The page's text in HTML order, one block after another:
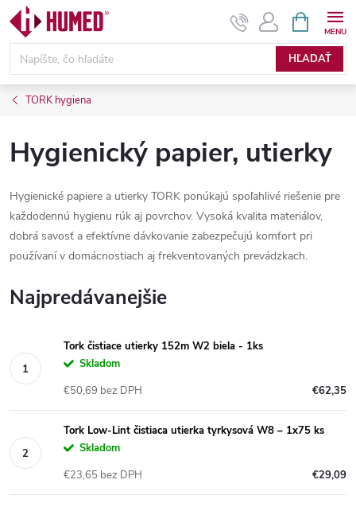
Prejsť
obsah
HĽADAŤ
KOŠÍK
TORK hygiena
Hygienický papier, utierky
Hygienické papiere a utierky TORK ponúkajú spoľahlivé riešenie pre
každodennú hygienu rúk aj povrchov. Vysoká kvalita materiálov,
dobrá savosť a efektívne dávkovanie zabezpečujú komfort pri
používaní v domácnostiach aj frekventovaných prevádzkach.
Najpredávanejšie
Tork čistiace utierky 152m W2 biela - 1ks
Skladom
€62,35
€50,69 bez DPH
Tork Low-Lint čistiaca utierka tyrkysová W8 – 1x75 ks
Skladom
€29,09
€23,65 bez DPH